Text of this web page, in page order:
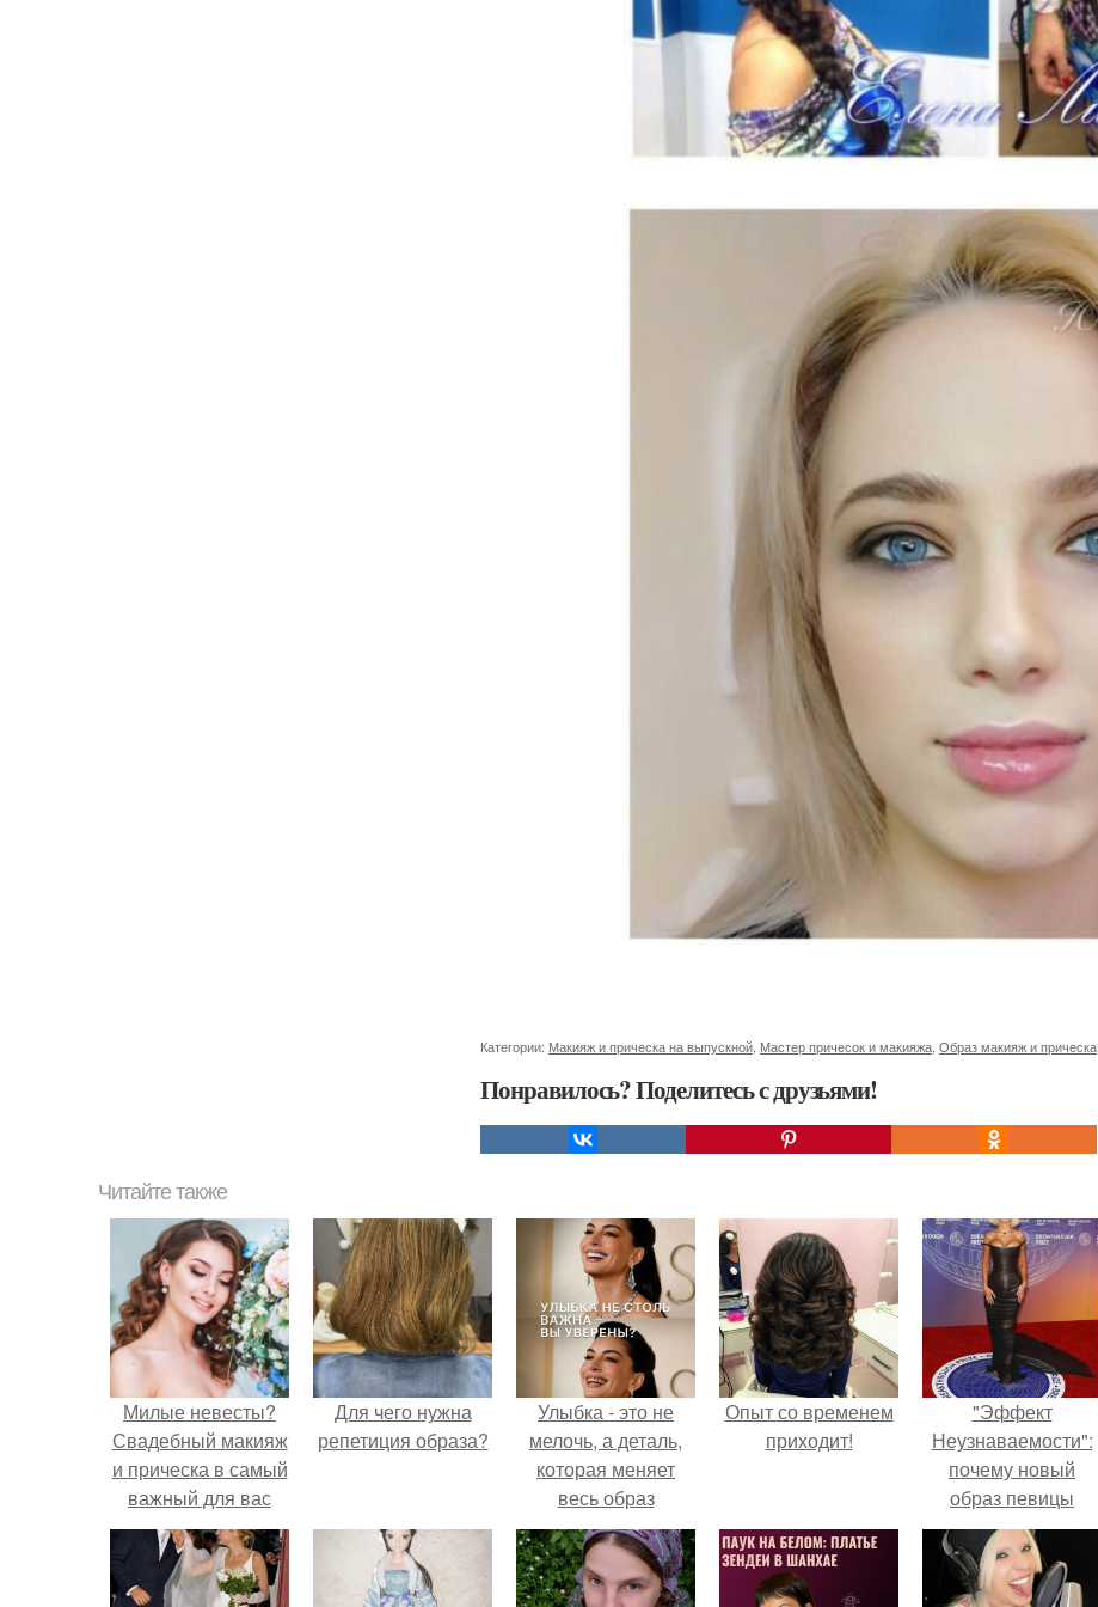
Категории: Макияж и прическа на выпускной Мастер причесок и макияжа Образ макияж и прическа
Понравилось? Поделитесь с друзьями!
Читайте также
Милые невесты?
Свадебный макияж
и прическа в самый
важный для вас
день!
Для чего нужна
репетиция образа?
Улыбка - это не
мелочь, а деталь,
которая меняет
весь образ
человека.
Опыт со временем
приходит!
"Эффект
Неузнаваемости":
почему новый
образ певицы
вызвал споры о
гранях
возможного?